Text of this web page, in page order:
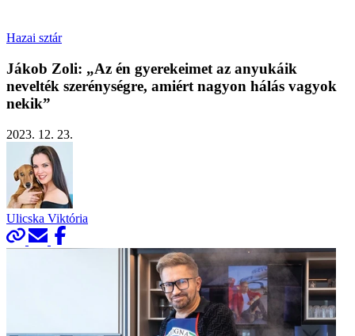
Hazai sztár
Jákob Zoli: „Az én gyerekeimet az anyukáik
nevelték szerénységre, amiért nagyon hálás vagyok
nekik”
2023. 12. 23.
Ulicska Viktória